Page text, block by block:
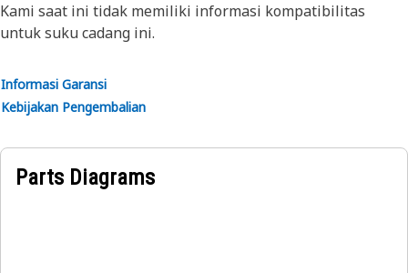
Kami saat ini tidak memiliki informasi kompatibilitas
untuk suku cadang ini.
Informasi Garansi
Kebijakan Pengembalian
Parts Diagrams